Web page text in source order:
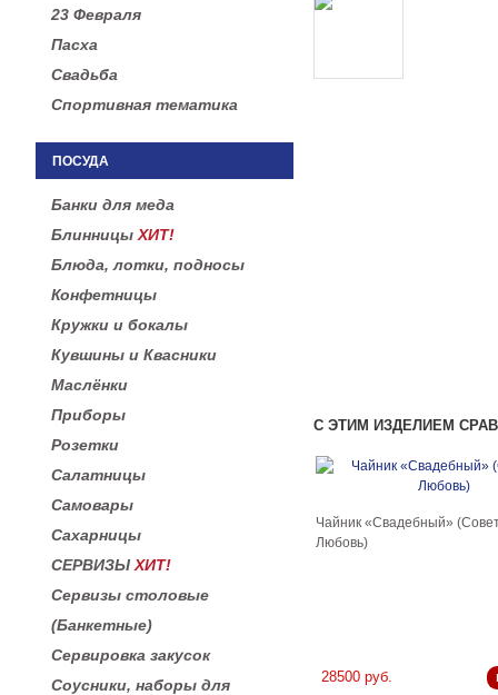
23 Февраля
Пасха
Свадьба
Спортивная тематика
ПОСУДА
Банки для меда
Блинницы ХИТ!
Блюда, лотки, подносы
Конфетницы
Кружки и бокалы
Кувшины и Квасники
Маслёнки
Приборы
Розетки
Салатницы
Самовары
Сахарницы
СЕРВИЗЫ ХИТ!
Сервизы столовые
(Банкетные)
Сервировка закусок
Соусники, наборы для
С ЭТИМ ИЗДЕЛИЕМ
Чайник «Свадебный»
Любовь)
28500 руб.